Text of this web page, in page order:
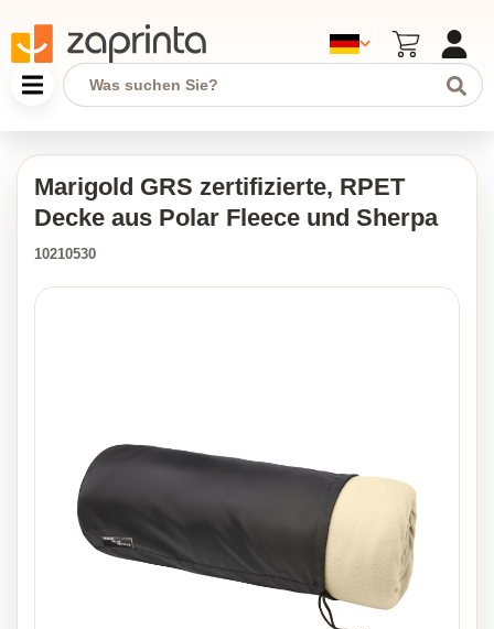
Marigold GRS zertifizierte, RPET
Decke aus Polar Fleece und Sherpa
10210530